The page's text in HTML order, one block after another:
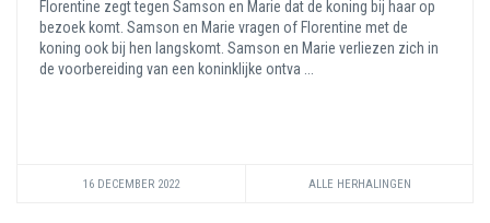
Florentine zegt tegen Samson en Marie dat de koning bij haar op
bezoek komt. Samson en Marie vragen of Florentine met de
koning ook bij hen langskomt. Samson en Marie verliezen zich in
de voorbereiding van een koninklijke ontva ...
16 DECEMBER 2022 ALLE HERHALINGEN